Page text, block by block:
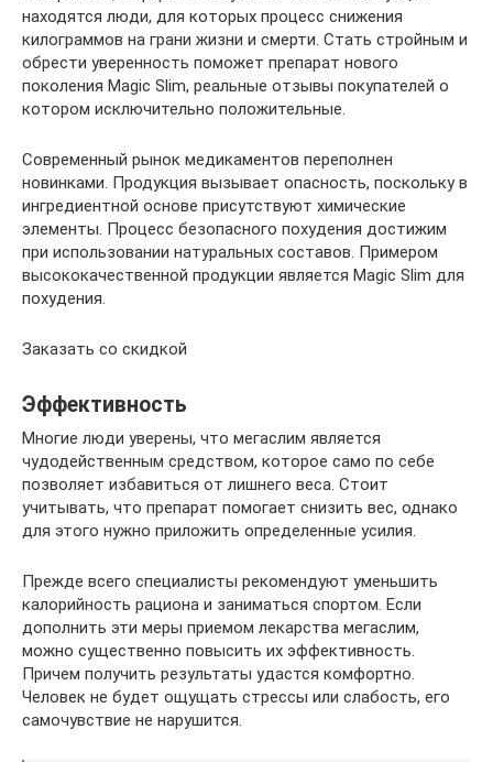
находятся люди, для которых процесс снижения
килограммов на грани жизни и смерти. Стать стройным и
обрести уверенность поможет препарат нового
поколения Magic Slim, реальные отзывы покупателей о
котором исключительно положительные.
Современный рынок медикаментов переполнен
новинками. Продукция вызывает опасность, поскольку в
ингредиентной основе присутствуют химические
элементы. Процесс безопасного похудения достижим
при использовании натуральных составов. Примером
высококачественной продукции является Magic Slim для
похудения.
Заказать со скидкой
Эффективность
Многие люди уверены, что мегаслим является
чудодейственным средством, которое само по себе
позволяет избавиться от лишнего веса. Стоит
учитывать, что препарат помогает снизить вес, однако
для этого нужно приложить определенные усилия.
Прежде всего специалисты рекомендуют уменьшить
калорийность рациона и заниматься спортом. Если
дополнить эти меры приемом лекарства мегаслим,
можно существенно повысить их эффективность.
Причем получить результаты удастся комфортно.
Человек не будет ощущать стрессы или слабость, его
самочувствие не нарушится.